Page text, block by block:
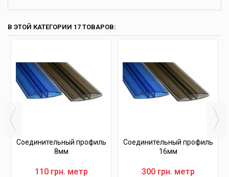
В ЭТОЙ КАТЕГОРИИ 17 ТОВАРОВ:
Соединительный профиль
8мм
110 грн. метр
Соединительный профиль
16мм
300 грн. метр